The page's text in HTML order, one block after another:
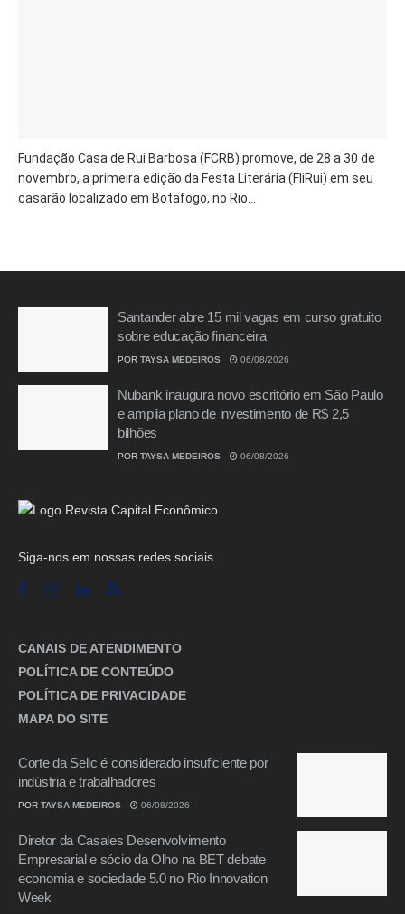
Fundação Casa de Rui Barbosa (FCRB) promove, de 28 a 30 de
novembro, a primeira edição da Festa Literária (FliRui) em seu
casarão localizado em Botafogo, no Rio...
Santander abre 15 mil vagas em curso gratuito
sobre educação financeira
POR TAYSA MEDEIROS 06/08/2026
Nubank inaugura novo escritório em São Paulo
e amplia plano de investimento de R$ 2,5
bilhões
POR TAYSA MEDEIROS 06/08/2026
Siga-nos em nossas redes sociais.
CANAIS DE ATENDIMENTO
POLÍTICA DE CONTEÚDO
POLÍTICA DE PRIVACIDADE
MAPA DO SITE
Corte da Selic é considerado insuficiente por
indústria e trabalhadores
POR TAYSA MEDEIROS 06/08/2026
Diretor da Casales Desenvolvimento
Empresarial e sócio da Olho na BET debate
economia e sociedade 5.0 no Rio Innovation
Week